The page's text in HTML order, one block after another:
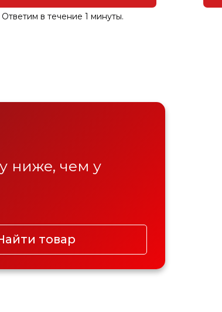
Ответим в течение 1 минуты.
ниже, чем у
товар